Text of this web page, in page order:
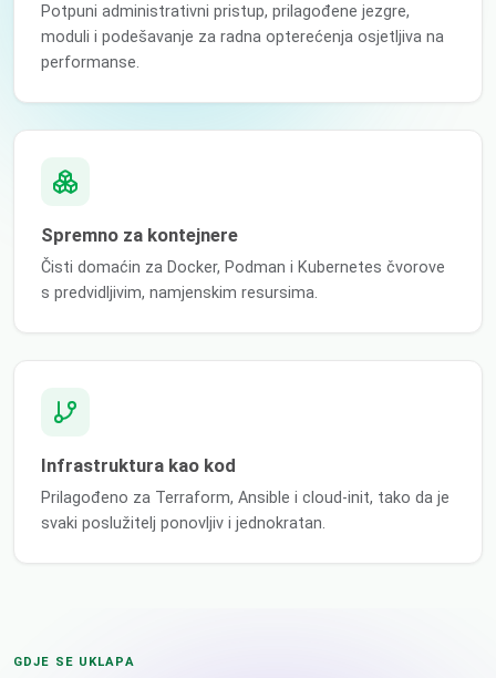
Potpuni administrativni pristup, prilagođene jezgre,
moduli i podešavanje za radna opterećenja osjetljiva na
performanse.
Spremno za kontejnere
Čisti domaćin za Docker, Podman i Kubernetes čvorove
s predvidljivim, namjenskim resursima.
Infrastruktura kao kod
Prilagođeno za Terraform, Ansible i cloud-init, tako da je
svaki poslužitelj ponovljiv i jednokratan.
GDJE SE UKLAPA